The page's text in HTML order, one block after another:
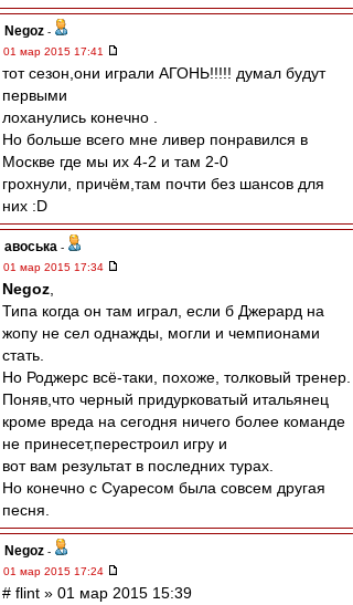
Negoz -
01 мар 2015 17:41
тот сезон,они играли АГОНЬ!!!!! думал будут
первыми
лоханулись конечно .
Но больше всего мне ливер понравился в
Москве где мы их 4-2 и там 2-0
грохнули, причём,там почти без шансов для
них :D
авоська -
01 мар 2015 17:34
Negoz
Типа когда он там играл, если б Джерард на
жопу не сел однажды, могли и чемпионами
стать.
Но Роджерс всё-таки, похоже, толковый тренер.
Поняв,что черный придурковатый итальянец
кроме вреда на сегодня ничего более команде
не принесет,перестроил игру и
вот вам результат в последних турах.
Но конечно с Суаресом была совсем другая
песня.
Negoz -
01 мар 2015 17:24
# flint » 01 мар 2015 15:39